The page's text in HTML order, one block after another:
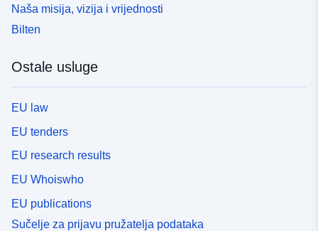
Naša misija, vizija i vrijednosti
Bilten
Ostale usluge
EU law
EU tenders
EU research results
EU Whoiswho
EU publications
Sučelje za prijavu pružatelja podataka